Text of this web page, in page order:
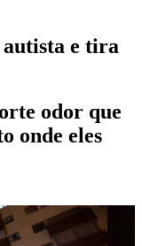
autista e tira
odor que
onde eles